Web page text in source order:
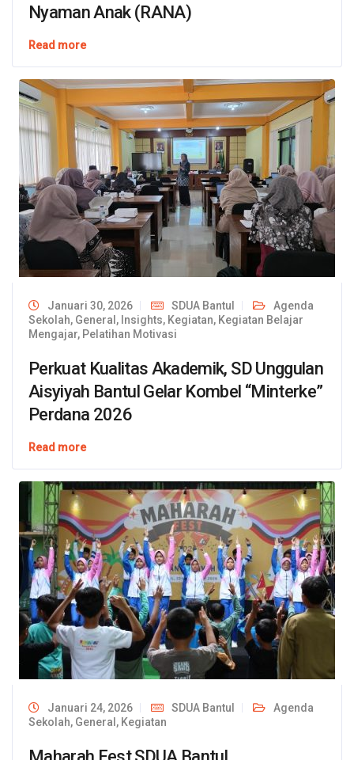
Nyaman Anak (RANA)
Read more
Januari 30, 2026 SDUA Bantul
Agenda
Sekolah, General , Insights, Kegiatan, Kegiatan Belajar
Mengajar, Pelatihan Motivasi
Perkuat Kualitas Akademik, SD Unggulan
Aisyiyah Bantul Gelar Kombel “Minterke”
Perdana 2026
Read more
Januari 24, 2026 SDUA Bantul
Agenda
Sekolah, General , Kegiatan